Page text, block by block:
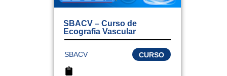
SBACV – Curso de
Ecografia Vascular
SBACV CURSO